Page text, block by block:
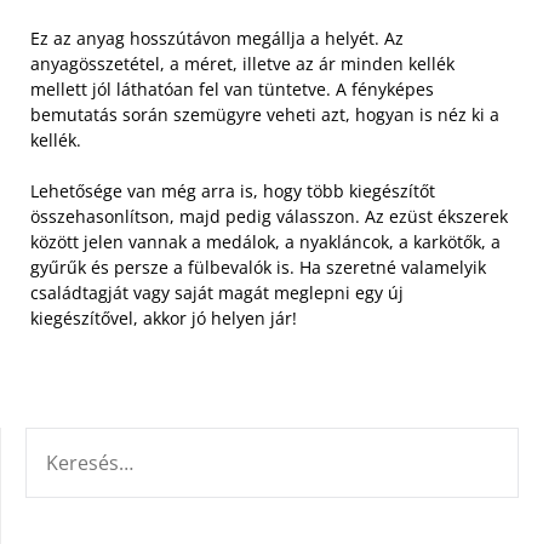
Ez az anyag hosszútávon megállja a helyét. Az
anyagösszetétel, a méret, illetve az ár minden kellék
mellett jól láthatóan fel van tüntetve. A fényképes
bemutatás során szemügyre veheti azt, hogyan is néz ki a
kellék.
Lehetősége van még arra is, hogy több kiegészítőt
összehasonlítson, majd pedig válasszon. Az ezüst ékszerek
között jelen vannak a medálok, a nyakláncok, a karkötők, a
gyűrűk és persze a fülbevalók is. Ha szeretné valamelyik
családtagját vagy saját magát meglepni egy új
kiegészítővel, akkor jó helyen jár!